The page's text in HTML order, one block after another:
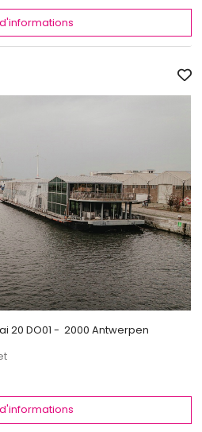
20 DO01 - 2000 Antwerpen